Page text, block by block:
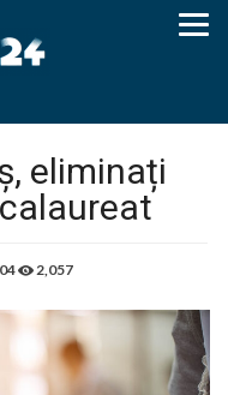
eliminați
2,057